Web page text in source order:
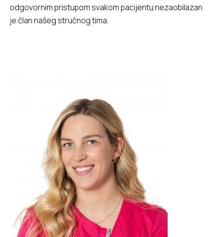
odgovornim pristupom svakom pacijentu nezaobilazan
je član našeg stručnog tima.